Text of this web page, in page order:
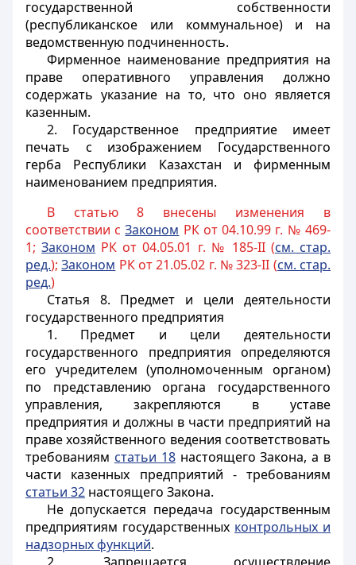
государственной собственности
(республиканское или коммунальное) и на
ведомственную подчиненность.
Фирменное наименование предприятия на
праве оперативного управления должно
содержать указание на то, что оно является
казенным.
2. Государственное предприятие имеет
печать с изображением Государственного
герба Республики Казахстан и фирменным
наименованием предприятия.
В статью 8 внесены изменения в
соответствии сЗаконом РК от 04.10.99 г. № 469-
1;Законом РК от 04.05.01 г. № 185-II (см. стар.
ред.);Законом РК от 21.05.02 г. № 323-II (см. стар.
ред.)
Статья 8. Предмет и цели деятельности
государственного предприятия
1. Предмет и цели деятельности
государственного предприятия определяются
его учредителем (уполномоченным органом)
по представлению органа государственного
управления, закрепляются в уставе
предприятия и должны в части предприятий на
праве хозяйственного ведения соответствовать
требованиям статьи 18настоящего Закона, а в
части казенных предприятий - требованиям
статьи 32 настоящего Закона.
Не допускается передача государственным
предприятиям государственных контрольных и
надзорных функций.